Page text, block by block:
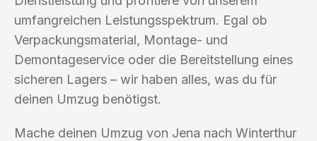
umfangreichen Leistungsspektrum. Egal ob
Verpackungsmaterial, Montage- und
Demontageservice oder die Bereitstellung eines
sicheren Lagers – wir haben alles, was du für
deinen Umzug benötigst.
Mache deinen Umzug von Jena nach Winterthur